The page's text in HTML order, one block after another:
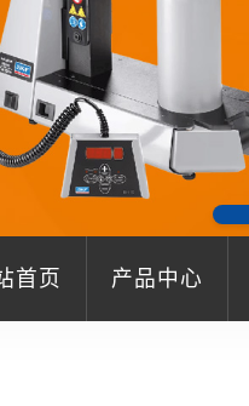
首页 产品中心